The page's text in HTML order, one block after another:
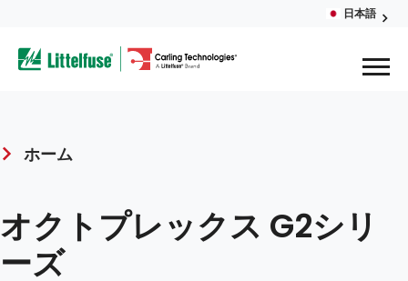
main
content
日本語
Breadcrumb
ホーム
オクトプレックス G2シリ
ーズ